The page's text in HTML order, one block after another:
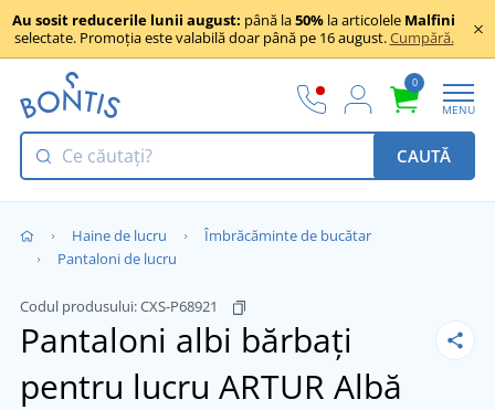
Au sosit reducerile lunii august: până la50% la articolele Malfini
selectate. Promoția este valabilă doar până pe 16 august.Cumpără.
0
MENU
CAUTĂ
Haine de lucru
Îmbrăcăminte de bucătar
Pantaloni de lucru
Codul produsului:CXS-P68921
Pantaloni albi bărbați
pentru lucru ARTUR Albă